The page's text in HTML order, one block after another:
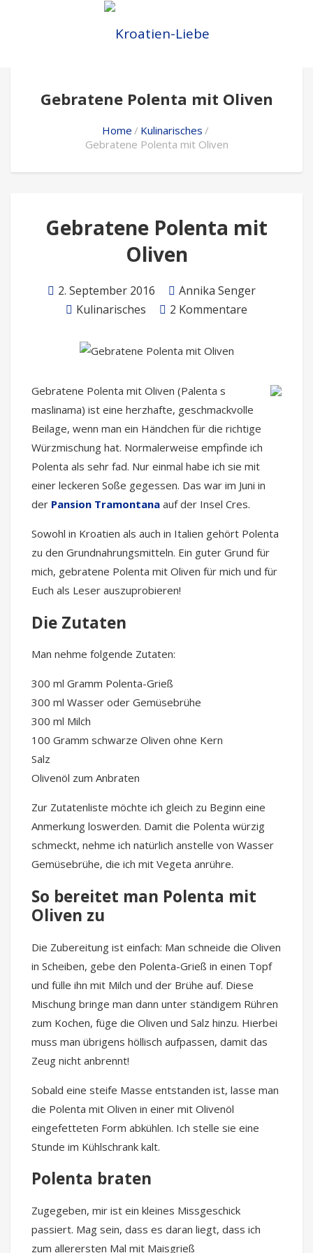
Gebratene Polenta mit Oliven
Home
Kulinarisches
Gebratene Polenta mit Oliven
Gebratene Polenta mit
Oliven
2. September 2016
Annika Senger
Kulinarisches
2 Kommentare
Gebratene Polenta mit Oliven (Palenta s
maslinama) ist eine herzhafte, geschmackvolle
Beilage, wenn man ein Händchen für die richtige
Würzmischung hat. Normalerweise empfinde ich
Polenta als sehr fad. Nur einmal habe ich sie mit
einer leckeren Soße gegessen. Das war im Juni in
der Pansion Tramontana auf der Insel Cres.
Sowohl in Kroatien als auch in Italien gehört Polenta
zu den Grundnahrungsmitteln. Ein guter Grund für
mich, gebratene Polenta mit Oliven für mich und für
Euch als Leser auszuprobieren!
Die Zutaten
Man nehme folgende Zutaten:
300 ml Gramm Polenta-Grieß
300 ml Wasser oder Gemüsebrühe
300 ml Milch
100 Gramm schwarze Oliven ohne Kern
Salz
Olivenöl zum Anbraten
Zur Zutatenliste möchte ich gleich zu Beginn eine
Anmerkung loswerden. Damit die Polenta würzig
schmeckt, nehme ich natürlich anstelle von Wasser
Gemüsebrühe, die ich mit Vegeta anrühre.
So bereitet man Polenta mit
Oliven zu
Die Zubereitung ist einfach: Man schneide die Oliven
in Scheiben, gebe den Polenta-Grieß in einen Topf
und fülle ihn mit Milch und der Brühe auf. Diese
Mischung bringe man dann unter ständigem Rühren
zum Kochen, füge die Oliven und Salz hinzu. Hierbei
muss man übrigens höllisch aufpassen, damit das
Zeug nicht anbrennt!
Sobald eine steife Masse entstanden ist, lasse man
die Polenta mit Oliven in einer mit Olivenöl
eingefetteten Form abkühlen. Ich stelle sie eine
Stunde im Kühlschrank kalt.
Polenta braten
Zugegeben, mir ist ein kleines Missgeschick
passiert. Mag sein, dass es daran liegt, dass ich
zum allerersten Mal mit Maisgrieß